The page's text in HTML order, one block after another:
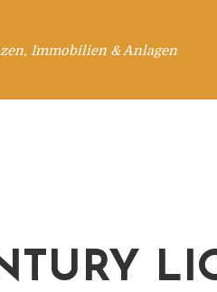
Immobilien & Anlagen